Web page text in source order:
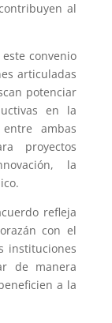
al
convenio
articuladas
potenciar
en la
ambas
proyectos
la
refleja
con el
instituciones
de manera
a la